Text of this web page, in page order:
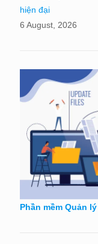
hiện đại
6 August, 2026
Phần mềm Quản